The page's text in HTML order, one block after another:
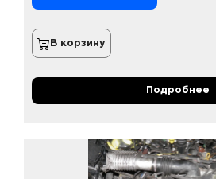
В корзину
Подробнее